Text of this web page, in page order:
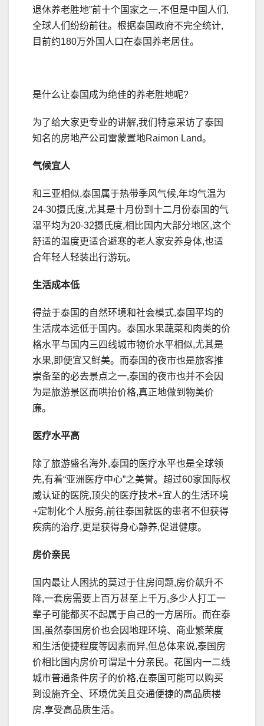
退休养老胜地”前十个国家之一,不但是中国人们,
全球人们纷纷前往。根据泰国政府不完全统计,
目前约180万外国人口在泰国养老居住。
是什么让泰国成为绝佳的养老胜地呢?
为了给大家更专业的讲解,我们特意采访了泰国
知名的房地产公司雷蒙置地Raimon Land。
气候宜人
和三亚相似,泰国属于热带季风气候,年均气温为
24-30摄氏度,尤其是十月份到十二月份泰国的气
温平均为20-32摄氏度,相比国内大部分地区,这个
舒适的温度更适合避寒的老人家安养身体,也适
合年轻人轻装出行游玩。
生活成本低
得益于泰国的自然环境和社会模式,泰国平均的
生活成本远低于国内。泰国水果蔬菜和肉类的价
格水平与国内三四线城市物价水平相似,尤其是
水果,即便宜又鲜美。而泰国的夜市也是旅客推
崇备至的必去景点之一,泰国的夜市也并不会因
为是旅游景区而哄抬价格,真正地做到物美价
廉。
医疗水平高
除了旅游盛名海外,泰国的医疗水平也是全球领
先,有着“亚洲医疗中心”之美誉。超过60家国际权
威认证的医院,顶尖的医疗技术+宜人的生活环境
+定制化个人服务,前往泰国就医的患者不但获得
疾病的治疗,更是获得身心静养,促进健康。
房价亲民
国内最让人困扰的莫过于住房问题,房价飙升不
降,一套房需要上百万甚至上千万,多少人打工一
辈子可能都买不起属于自己的一方居所。而在泰
国,虽然泰国房价也会因地理环境、商业繁荣度
和生活便捷程度等因素而异,但总体来说,泰国房
价相比国内房价可谓是十分亲民。花国内一二线
城市普通条件房子的价格,在泰国可能可以购买
到设施齐全、环境优美且交通便捷的高品质楼
房,享受高品质生活。